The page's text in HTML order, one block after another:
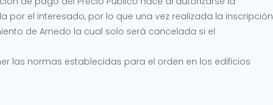
el interesado, por lo que una vez realizada la inscripción
de Arnedo la cual solo será cancelada si el
las normas establecidas para el orden en los edificios